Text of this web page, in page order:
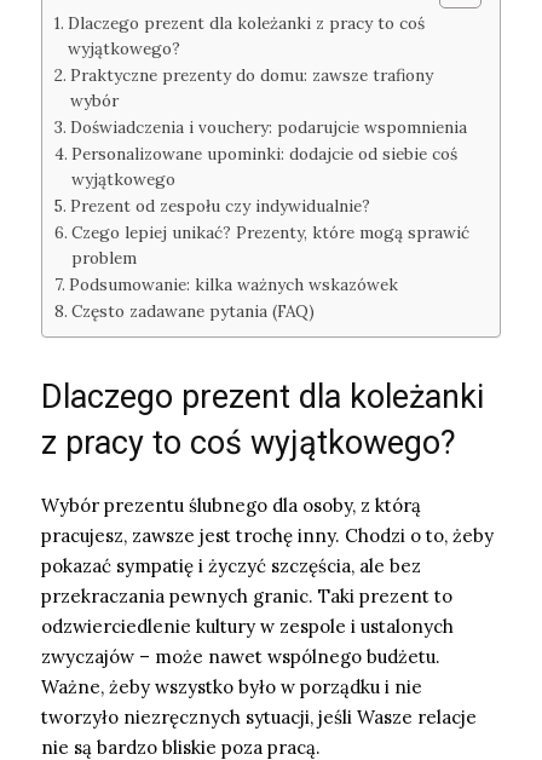
Dlaczego prezent dla koleżanki z pracy to coś
wyjątkowego?
Praktyczne prezenty do domu: zawsze trafiony
wybór
Doświadczenia i vouchery: podarujcie wspomnienia
Personalizowane upominki: dodajcie od siebie coś
wyjątkowego
Prezent od zespołu czy indywidualnie?
Czego lepiej unikać? Prezenty, które mogą sprawić
problem
Podsumowanie: kilka ważnych wskazówek
Często zadawane pytania (FAQ)
Dlaczego prezent dla koleżanki
z pracy to coś wyjątkowego?
Wybór prezentu ślubnego dla osoby, z którą
pracujesz, zawsze jest trochę inny. Chodzi o to, żeby
pokazać sympatię i życzyć szczęścia, ale bez
przekraczania pewnych granic. Taki prezent to
odzwierciedlenie kultury w zespole i ustalonych
zwyczajów – może nawet wspólnego budżetu.
Ważne, żeby wszystko było w porządku i nie
tworzyło niezręcznych sytuacji, jeśli Wasze relacje
nie są bardzo bliskie poza pracą.